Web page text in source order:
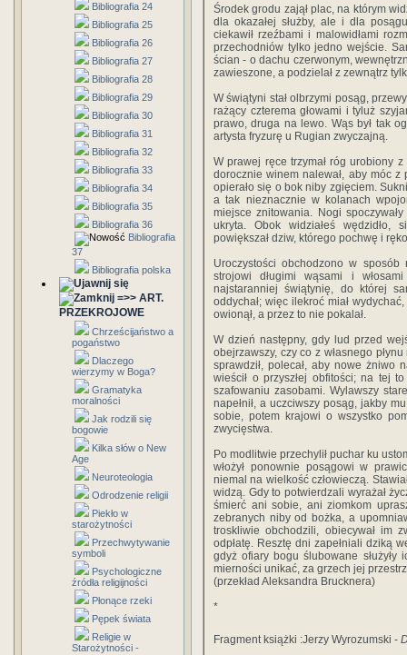
Bibliografia 24
Bibliografia 25
Bibliografia 26
Bibliografia 27
Bibliografia 28
Bibliografia 29
Bibliografia 30
Bibliografia 31
Bibliografia 32
Bibliografia 33
Bibliografia 34
Bibliografia 35
Bibliografia 36
Bibliografia
37
Bibliografia polska
=>> ART.
PRZEKROJOWE
Chrześcijaństwo a
pogaństwo
Dlaczego
wierzymy w Boga?
Gramatyka
moralności
Jak rodzili się
bogowie
Kilka słów o New
Age
Neuroteologia
Odrodzenie religii
Piekło w
starożytności
Przechwytywanie
symboli
Psychologiczne
źródła religijności
Płonące rzeki
Pępek świata
Religie w
Starożytności -
Środek grodu zajął plac, na którym
dla okazałej służby, ale i dla
ciekawił rzeźbami i malowidłami
przechodniów tylko jedno wejście.
ścian - o dachu czerwonym,
zawieszone, a podzielał z zewnątrz
W świątyni stał olbrzymi posąg,
rażący czterema głowami i tyluż
prawo, druga na lewo. Wąs był tak
artysta fryzurę u Rugian zwyczajną.
W prawej ręce trzymał róg urobiony
dorocznie winem nalewał, aby móc z
opierało się o bok niby zgięciem.
a tak nieznacznie w kolanach
miejsce znitowania. Nogi
ukryta. Obok widziałeś wędzidło,
powiększał dziw, którego pochwę i
Uroczystości obchodzono w sposób
strojowi długimi wąsami i
najstaranniej świątynię, do której
oddychał; więc ilekroć miał
owionął, a przez to nie pokalał.
W dzień następny, gdy lud przed
obejrzawszy, czy co z własnego
sprawdził, polecał, aby nowe żniwo
wieścił o przyszłej obfitości; na tej
szafowaniu zasobami. Wylawszy
napełnił, a uczciwszy posąg, jakby
sobie, potem krajowi o wszystko
zwycięstwa.
Po modlitwie przechylił puchar ku
włożył ponownie posągowi w
niemal na wielkość człowieczą.
widzą. Gdy to potwierdzali wyrażał
śmierć ani sobie, ani ziomkom
zebranych niby od bożka, a
troskliwie obchodzili, obiecywał im
odpłatę. Resztę dni zapełniali dziką
gdyż ofiary bogu ślubowane
mierności unikać, za grzech jej
(przekład Aleksandra Brucknera)
*
Fragment książki :Jerzy Wyrozumski -